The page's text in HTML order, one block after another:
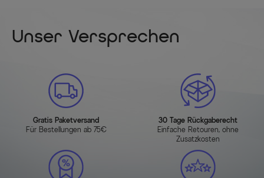
Unser Versprechen
Gratis Paketversand
Für Bestellungen ab 75€
30 Tage Rückgaberecht
Einfache Retouren, ohne
Zusatzkosten